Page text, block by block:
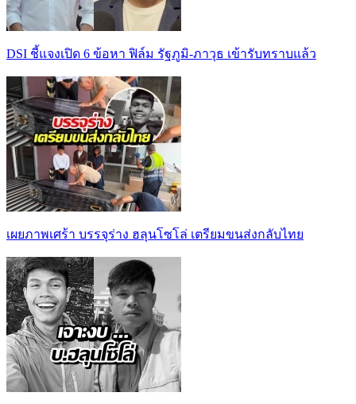
DSI ชี้แจงเปิด 6 ข้อหา ฟิล์ม รัฐภูมิ-ภาวุธ เข้ารับทราบแล้ว
เผยภาพเศร้า บรรจุร่าง ฮลุนโซโล่ เตรียมขนส่งกลับไทย